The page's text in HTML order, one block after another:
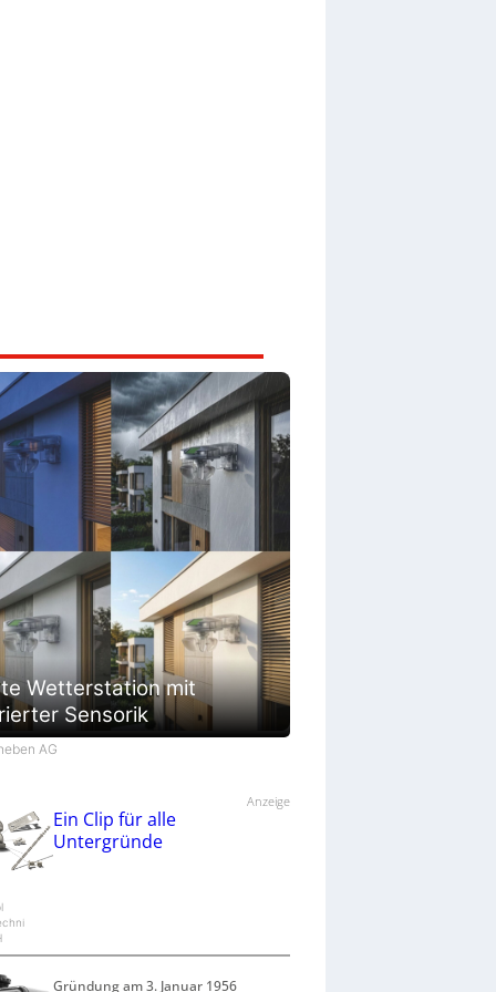
Wetterstation mit
Sensorik
AG
Anzeige
Ein Clip für alle
Untergründe
Gründung am 3. Januar 1956